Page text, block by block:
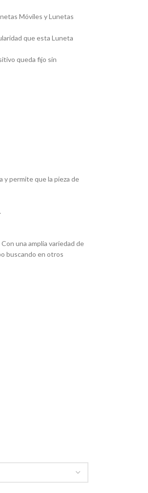
Móviles y Lunetas
que esta Luneta
queda fijo sin
permite que la pieza de
una amplia variedad de
buscando en otros